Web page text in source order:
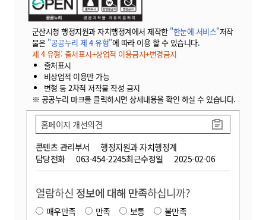
군산시청 행정지원과 자치행정계에서 제작한 "한눈에 서비스"저작
물은 "공공누리 제 4 유형"에 따라 이용 할 수 있습니다.
제 4 유형: 출처표시+상업적 이용금지+변경금지
출처표시
비상업적 이용만 가능
변형 등 2차적 저작물 작성 금지
※ 공공누리 마크를 클릭하시면 상세내용을 확인 하실 수 있습니다.
콘텐츠 관리부서
행정지원과 자치행정계
담당전화
063-454-2245최근수정일 2025-02-06
홈페이지 개선의견
열람하신 정보에 대해 만족하십니까?
매우만족 만족 보통
불만족